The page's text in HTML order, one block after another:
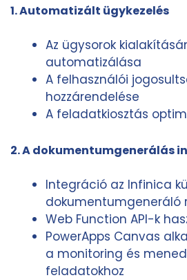
1. Automatizált ügykezelés
Az ügysorok
automatizálása
A felhasználói
hozzárendelése
A feladatkiosztás
2. A dokumentumgenerálás
Integráció az Infinica
dokumentumgeneráló
Web Function API-k
PowerApps Canvas
a monitoring és
feladatokhoz